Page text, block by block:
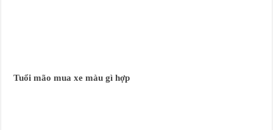
Tuổi mão mua xe màu gì hợp